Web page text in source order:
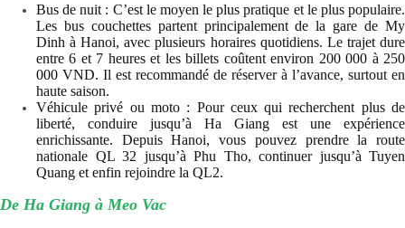
Bus de nuit : C’est le moyen le plus pratique et le plus populaire.
Les bus couchettes partent principalement de la gare de My
Dinh à Hanoi, avec plusieurs horaires quotidiens. Le trajet dure
entre 6 et 7 heures et les billets coûtent environ 200 000 à 250
000 VND. Il est recommandé de réserver à l’avance, surtout en
haute saison.
Véhicule privé ou moto : Pour ceux qui recherchent plus de
liberté, conduire jusqu’à Ha Giang est une expérience
enrichissante. Depuis Hanoi, vous pouvez prendre la route
nationale QL 32 jusqu’à Phu Tho, continuer jusqu’à Tuyen
Quang et enfin rejoindre la QL2.
De Ha Giang à Meo Vac